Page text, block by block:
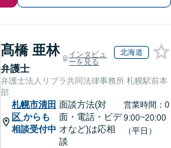
髙橋 亜林
弁護士
インタビュ
ーを見る
北海道
弁護士法人リブラ共同法律事務所 札幌駅前本
部
札幌市清田
区 からも
相談受付中
面談方法(対
面・電話・ビデ
オなど)は応相
談
営業時間：0
9:00~20:00
（平日）